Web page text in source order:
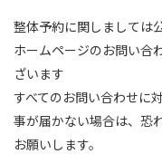
整体予約に関しましては
ホームページのお問い合
ざいます
すべてのお問い合わせに
事が届かない場合は、恐
お願いします。